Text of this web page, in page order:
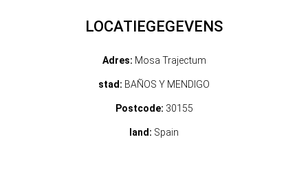
LOCATIEGEGEVENS
Adres: Mosa Trajectum
stad: BAÑOS Y MENDIGO
Postcode: 30155
land: Spain